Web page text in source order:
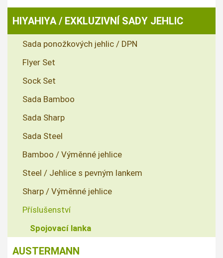
HIYAHIYA / EXKLUZIVNÍ SADY JEHLIC
Sada ponožkových jehlic / DPN
Flyer Set
Sock Set
Sada Bamboo
Sada Sharp
Sada Steel
Bamboo / Výměnné jehlice
Steel / Jehlice s pevným lankem
Sharp / Výměnné jehlice
Příslušenství
Spojovací lanka
AUSTERMANN